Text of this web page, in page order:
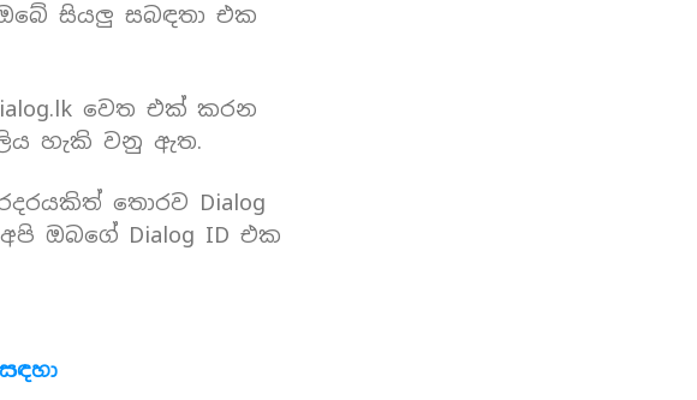
සියලු සබඳතා එක
වෙත එක් කරන
හැකි වනු ඇත.
තොරව Dialog
ඔබගේ Dialog ID එක